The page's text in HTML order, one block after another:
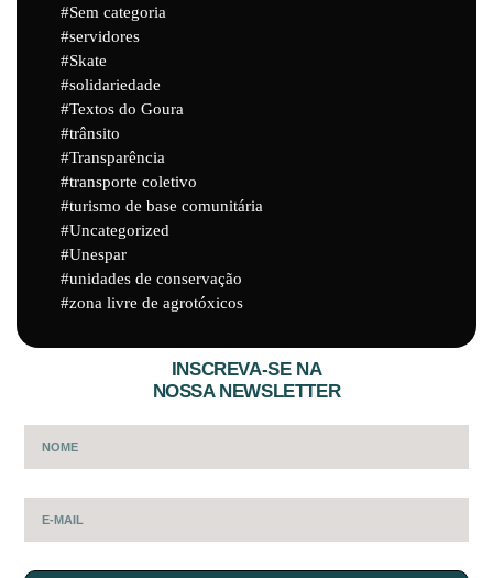
Sem categoria
servidores
Skate
solidariedade
Textos do Goura
trânsito
Transparência
transporte coletivo
turismo de base comunitária
Uncategorized
Unespar
unidades de conservação
zona livre de agrotóxicos
INSCREVA-SE NA
NOSSA NEWSLETTER